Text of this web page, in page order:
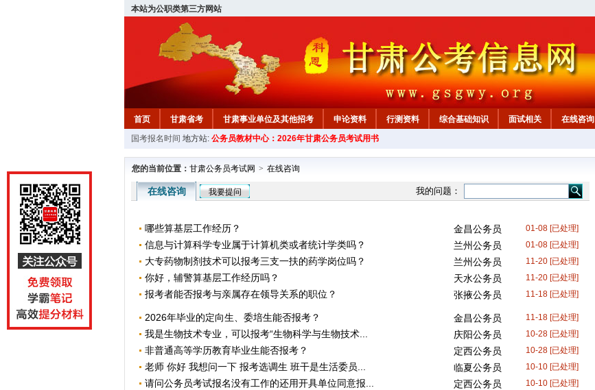
本站为公职类第三方网站
首页 甘肃省考 甘肃事业单位及其他招考 申论资料 行测资料 综合基础知识 面试相关 在线咨询
国考报名时间 地方站: 公务员教材中心：2026年甘肃公务员考试用书
您的当前位置： 甘肃公务员考试网 > 在线咨询
在线咨询 我要提问 我的问题：
哪些算基层工作经历？ 金昌公务员 01-08 [已处理]
信息与计算科学专业属于计算机类或者统计学类吗？ 兰州公务员 01-08 [已处理]
大专药物制剂技术可以报考三支一扶的药学岗位吗？ 兰州公务员 11-20 [已处理]
你好，辅警算基层工作经历吗？ 天水公务员 11-20 [已处理]
报考者能否报考与亲属存在领导关系的职位？ 张掖公务员 11-18 [已处理]
2026年毕业的定向生、委培生能否报考？ 金昌公务员 11-18 [已处理]
我是生物技术专业，可以报考“生物科学与生物技术... 庆阳公务员 10-28 [已处理]
非普通高等学历教育毕业生能否报考？ 定西公务员 10-28 [已处理]
老师 你好 我想问一下 报考选调生 班干是生活委员... 临夏公务员 10-10 [已处理]
请问公务员考试报名没有工作的还用开具单位同意报... 定西公务员 10-10 [已处理]